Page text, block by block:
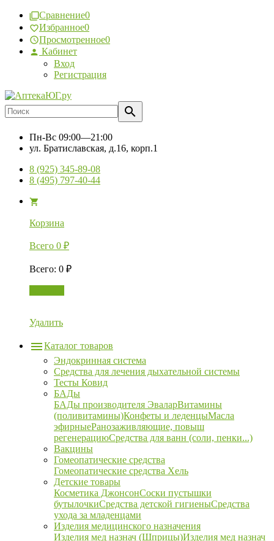
Сравнение0
Избранное0
Просмотренное0
Кабинет
Вход
Регистрация
Пн-Вс 09:00—21:00
ул. Братиславская, д.16, корп.1
8 (925) 345-89-08
8 (495) 797-40-44
Корзина
Всего 0 ₽
Всего: 0 ₽
Удалить
Каталог товаров
Эндокринная система
Средства для лечения дыхательной системы
Тесты Ковид
БАДы
БАДы производителя ЭваларВитамины
(поливитамины)Конфеты и леденцыМасла
эфирныеРанозаживляющие, повыш
регенерациюСредства для ванн (соли, пенки...)
Вакцины
Гомеопатические средства
Гомеопатические средства Хель
Детские товары
Косметика ДжонсонСоски пустышки
бутылочкиСредства детской гигиеныСредства
ухода за младенцами
Изделия медицинского назначения
Изделия мед назнач (Шприцы)Изделия мед назнач